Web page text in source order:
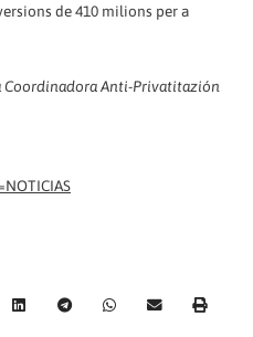
de 410 milions per a
Anti-Privatitazión